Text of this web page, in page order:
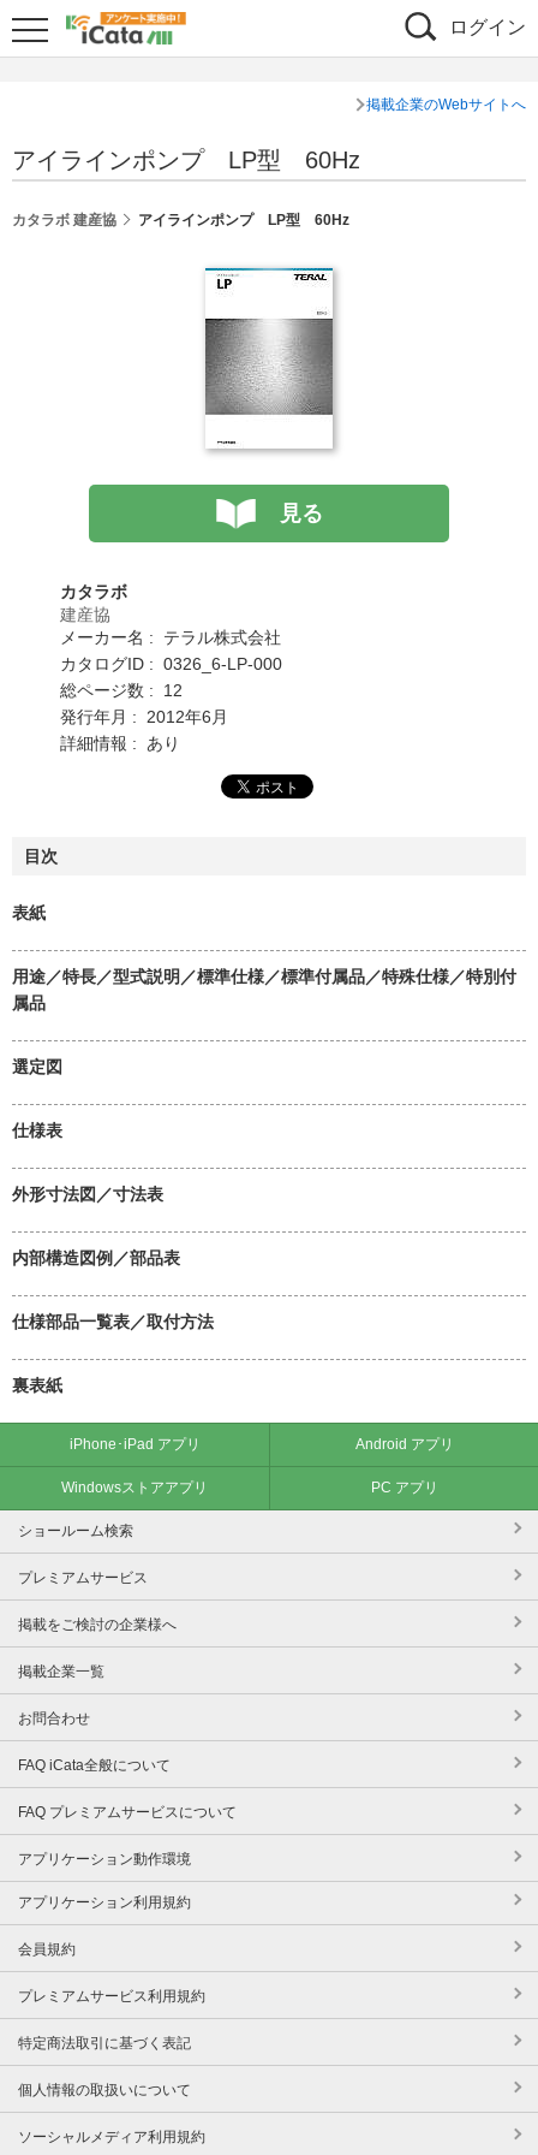
ログイン
掲載企業のWebサイトへ
アイラインポンプ LP型 60Hz
カタラボ 建産協 アイラインポンプ LP型 60Hz
見る
カタラボ
建産協
メーカー名 : テラル株式会社
カタログID : 0326_6-LP-000
総ページ数 : 12
発行年月 : 2012年6月
詳細情報 : あり
目次
表紙
用途／特長／型式説明／標準仕様／標準付属品／特殊仕様／特別付
属品
選定図
仕様表
外形寸法図／寸法表
内部構造図例／部品表
仕様部品一覧表／取付方法
裏表紙
iPhone･iPad アプリ Android アプリ
Windowsストアアプリ PC アプリ
ショールーム検索
プレミアムサービス
掲載をご検討の企業様へ
掲載企業一覧
お問合わせ
FAQ iCata全般について
FAQ プレミアムサービスについて
アプリケーション動作環境
アプリケーション利用規約
会員規約
プレミアムサービス利用規約
特定商法取引に基づく表記
個人情報の取扱いについて
ソーシャルメディア利用規約